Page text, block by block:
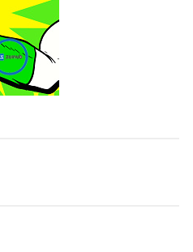
Garcia revela como
da empresa